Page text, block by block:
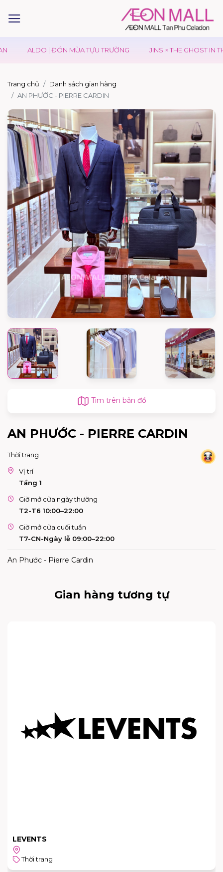
ALDO | ĐÓN MÙA TỰU TRƯỜNG JINS × THE GHOST IN THE
Trang chủ
Danh sách gian hàng
AN PHƯỚC - PIERRE CARDIN
Tìm trên bản đồ
AN PHƯỚC - PIERRE CARDIN
Thời trang
Vị trí
Tầng 1
Giờ mở cửa ngày thường
T2-T6 10:00–22:00
Giờ mở cửa cuối tuần
T7-CN-Ngày lễ 09:00–22:00
An Phước - Pierre Cardin
Gian hàng tương tự
TOMMY HILFIGER